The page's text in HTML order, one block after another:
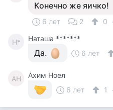
Конечно же яичко!
6 лет 2 0
Н* Наташа *******
Да. 6 лет
АН
Ахим Ноел
6 лет
1